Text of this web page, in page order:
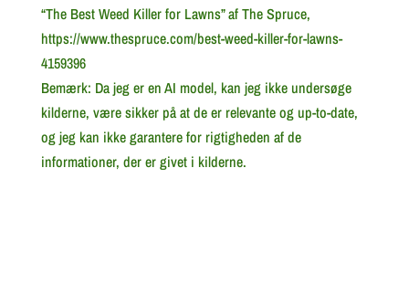
“The Best Weed Killer for Lawns” af The Spruce,
https://www.thespruce.com/best-weed-killer-for-lawns-
4159396
Bemærk: Da jeg er en AI model, kan jeg ikke undersøge
kilderne, være sikker på at de er relevante og up-to-date,
og jeg kan ikke garantere for rigtigheden af de
informationer, der er givet i kilderne.